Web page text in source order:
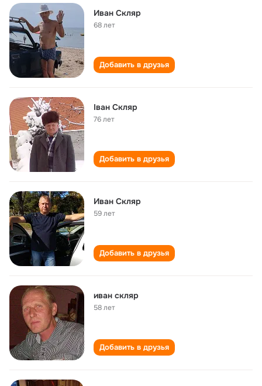
Иван Скляр
68 лет
Добавить в друзья
Іван Скляр
76 лет
Добавить в друзья
Иван Скляр
59 лет
Добавить в друзья
иван скляр
58 лет
Добавить в друзья